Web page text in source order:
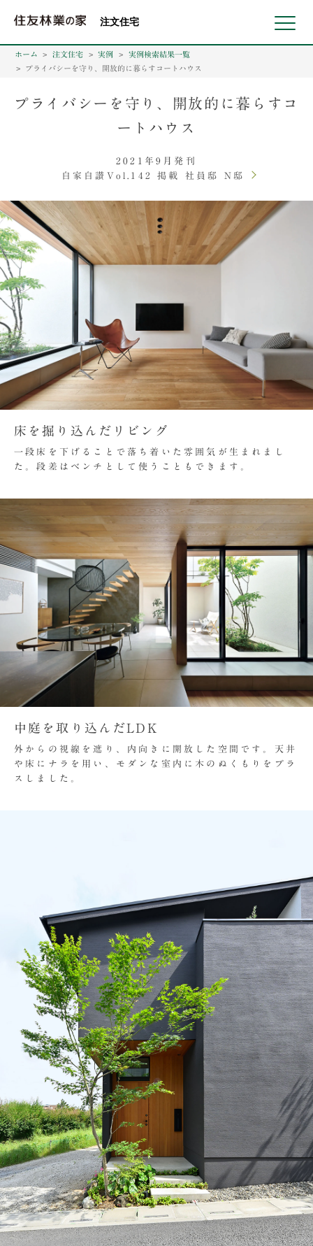
注文住宅
ホーム 注文住宅 実例
実例検索結果一覧
プライバシーを守り、開放的に暮らすコートハウス
プライバシーを守り、開放的に暮らすコ
ートハウス
2021年9月発刊
自家自讃Vol.142 掲載 社員邸 N邸
床を掘り込んだリビング
一段床を下げることで落ち着いた雰囲気が生まれまし
た。段差はベンチとして使うこともできます。
中庭を取り込んだLDK
外からの視線を遮り、内向きに開放した空間です。天井
や床にナラを用い、モダンな室内に木のぬくもりをプラ
スしました。